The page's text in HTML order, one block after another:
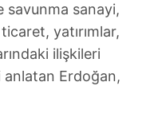
savunma sanayi,
yatırımlar,
ilişkileri
anlatan Erdoğan,